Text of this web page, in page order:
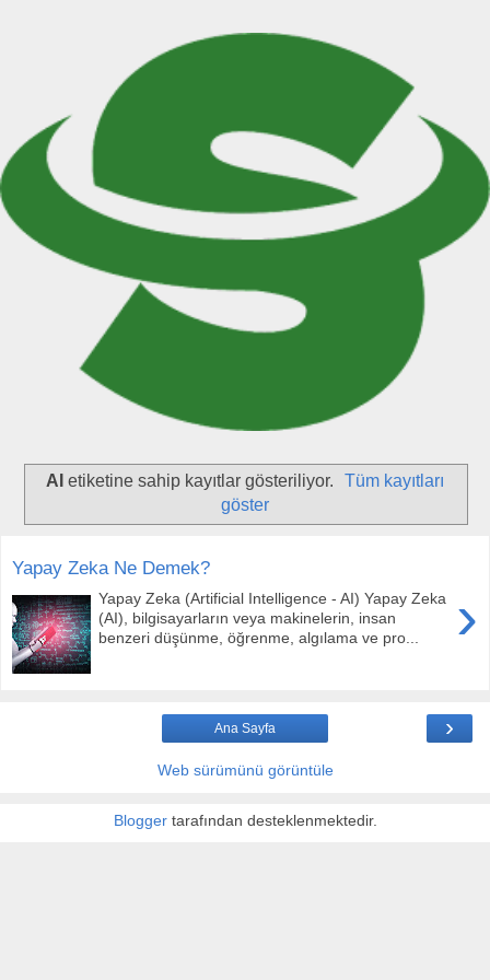
AI etiketine sahip kayıtlar gösteriliyor.
Tüm kayıtları
göster
Yapay Zeka Ne Demek?
›
Yapay Zeka (Artificial Intelligence - AI) Yapay Zeka
(AI), bilgisayarların veya makinelerin, insan
benzeri düşünme, öğrenme, algılama ve pro...
›
Ana Sayfa
Web sürümünü görüntüle
Bloggertarafından desteklenmektedir.